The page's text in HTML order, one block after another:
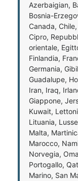
Azerbaigian,
Bosnia-
Canada,
Cipro,
orientale,
Finlandia,
Germania,
Guadalupe,
Iran, Iraq,
Giappone,
Kuwait,
Lituania,
Malta,
Marocco,
Norvegia,
Portogallo,
Marino, San